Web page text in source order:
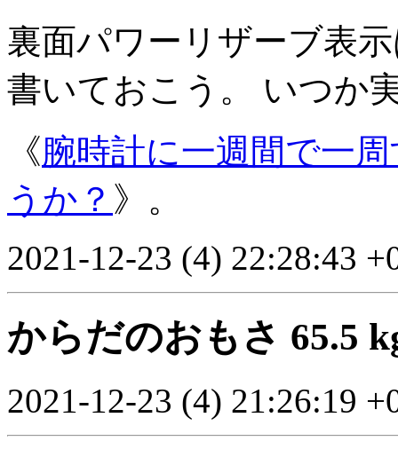
裏面パワーリザーブ表
書いておこう。 いつか
《腕時計に一週間で一
うか？ 》。
2021-12-23 (4) 22:28:43
からだのおもさ 65.5
2021-12-23 (4) 21:26:19